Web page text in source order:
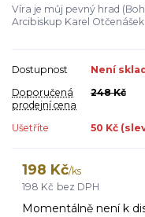
Víra je můj pevný hrad
Arcibiskup Karel Otčenášek,
Dostupnost
Není
Doporučená
prodejní cena
248 Kč
Ušetříte 50 Kč
198 Kč/ks
198 Kč bez DPH
Momentálně není k